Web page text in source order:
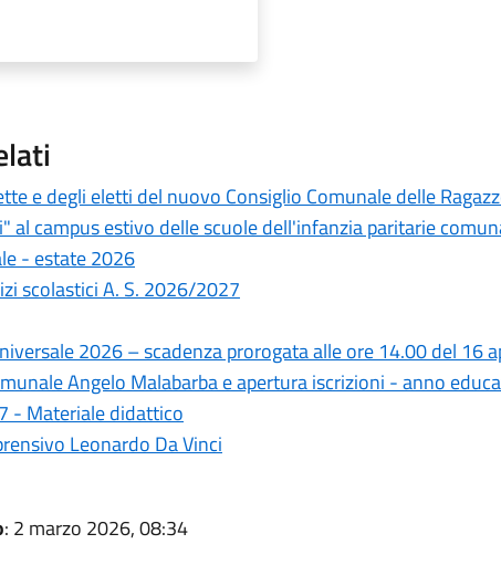
e degli eletti del nuovo Consiglio Comunale delle
al campus estivo delle scuole dell'infanzia paritarie
- estate 2026
scolastici A. S. 2026/2027
2026 – scadenza prorogata alle ore 14.00 del 16
Angelo Malabarba e apertura iscrizioni - anno
- Materiale didattico
Leonardo Da Vinci
: 2 marzo 2026, 08:34